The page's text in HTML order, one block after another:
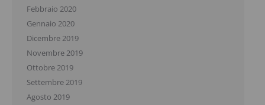
Febbraio 2020
Gennaio 2020
Dicembre 2019
Novembre 2019
Ottobre 2019
Settembre 2019
Agosto 2019